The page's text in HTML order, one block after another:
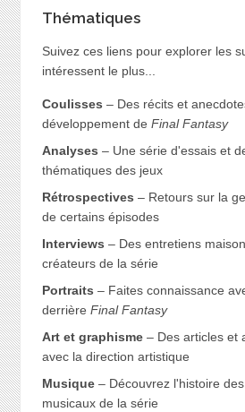
Thématiques
Suivez ces liens pour explorer les
intéressent le plus...
Coulisses – Des récits et
développement de Final Fantasy
Analyses – Une série d'essais et
thématiques des jeux
Rétrospectives – Retours sur la
de certains épisodes
Interviews – Des entretiens
créateurs de la série
Portraits – Faites connaissance
derrière Final Fantasy
Art et graphisme– Des articles et
avec la direction artistique
Musique– Découvrez l'histoire
musicaux de la série